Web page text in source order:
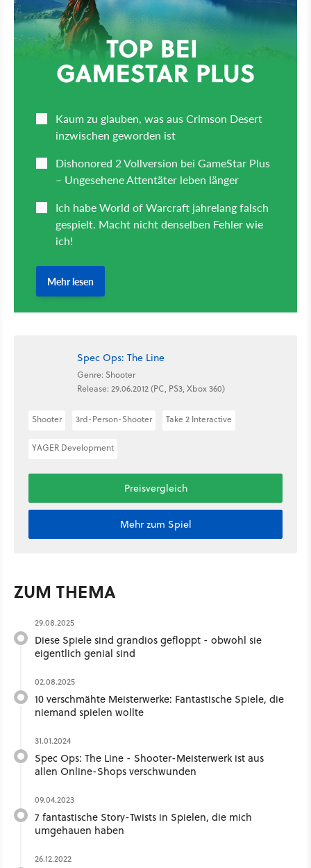
Spec Ops: The Line
Genre: Shooter
Release: 29.06.2012 (PC, PS3, Xbox 360)
Shooter 3rd-Person-Shooter Take 2 Interactive
YAGER Development
Preisvergleich
Mehr zum Spiel
ZUM THEMA
29.08.2025
Diese Spiele sind grandios gefloppt - obwohl sie
eigentlich genial sind
02.08.2025
10 verschmähte Meisterwerke: Fantastische Spiele, die
niemand spielen wollte
31.01.2024
Spec Ops: The Line - Shooter-Meisterwerk ist aus
allen Online-Shops verschwunden
09.04.2023
7 fantastische Story-Twists in Spielen, die mich
umgehauen haben
26.12.2022